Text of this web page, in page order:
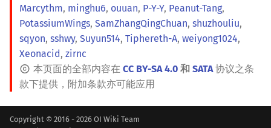
狄利克雷卷积
Powerful Number 筛
拟阵
Berlekamp–Massey 算法
PQ 树
手指树
霍夫曼树
图的着色
网络流
图的匹配
Prüfer 序列
Marcythm, minghu6, ouuan, P-Y-Y, Peanut-Tang,
PotassiumWings, SamZhangQingChuan, shuzhouliu,
sqyon, sshwy, Suyun514, Tiphereth-A, weiyong1024,
Xeonacid, zirnc
本页面的全部内容在 CC BY-SA 4.0 和 SATA协议之条
款下提供，附加条款亦可能应用
Copyright © 2016 - 2026 OI Wiki Team